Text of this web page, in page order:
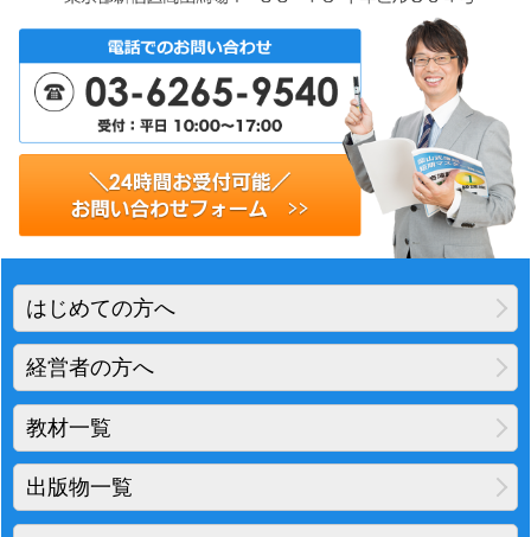
はじめての方へ
経営者の方へ
教材一覧
出版物一覧